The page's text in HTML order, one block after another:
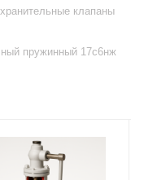
клапаны
пружинный 17с6нж